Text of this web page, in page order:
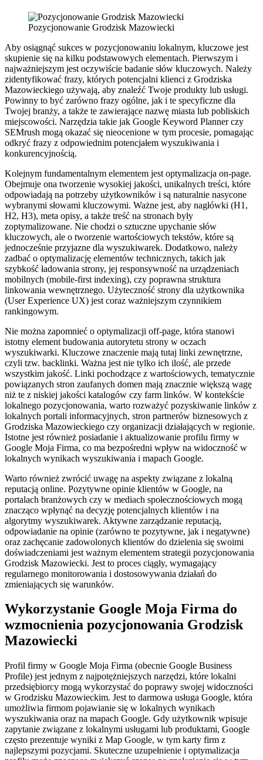
Pozycjonowanie Grodzisk Mazowiecki
Aby osiągnąć sukces w pozycjonowaniu lokalnym, kluczowe jest
skupienie się na kilku podstawowych elementach. Pierwszym i
najważniejszym jest oczywiście badanie słów kluczowych. Należy
zidentyfikować frazy, których potencjalni klienci z Grodziska
Mazowieckiego używają, aby znaleźć Twoje produkty lub usługi.
Powinny to być zarówno frazy ogólne, jak i te specyficzne dla
Twojej branży, a także te zawierające nazwę miasta lub pobliskich
miejscowości. Narzędzia takie jak Google Keyword Planner czy
SEMrush mogą okazać się nieocenione w tym procesie, pomagając
odkryć frazy z odpowiednim potencjałem wyszukiwania i
konkurencyjnością.
Kolejnym fundamentalnym elementem jest optymalizacja on-page.
Obejmuje ona tworzenie wysokiej jakości, unikalnych treści, które
odpowiadają na potrzeby użytkowników i są naturalnie nasycone
wybranymi słowami kluczowymi. Ważne jest, aby nagłówki (H1,
H2, H3), meta opisy, a także treść na stronach były
zoptymalizowane. Nie chodzi o sztuczne upychanie słów
kluczowych, ale o tworzenie wartościowych tekstów, które są
jednocześnie przyjazne dla wyszukiwarek. Dodatkowo, należy
zadbać o optymalizację elementów technicznych, takich jak
szybkość ładowania strony, jej responsywność na urządzeniach
mobilnych (mobile-first indexing), czy poprawna struktura
linkowania wewnętrznego. Użyteczność strony dla użytkownika
(User Experience UX) jest coraz ważniejszym czynnikiem
rankingowym.
Nie można zapomnieć o optymalizacji off-page, która stanowi
istotny element budowania autorytetu strony w oczach
wyszukiwarki. Kluczowe znaczenie mają tutaj linki zewnętrzne,
czyli tzw. backlinki. Ważna jest nie tylko ich ilość, ale przede
wszystkim jakość. Linki pochodzące z wartościowych, tematycznie
powiązanych stron zaufanych domen mają znacznie większą wagę
niż te z niskiej jakości katalogów czy farm linków. W kontekście
lokalnego pozycjonowania, warto rozważyć pozyskiwanie linków z
lokalnych portali informacyjnych, stron partnerów biznesowych z
Grodziska Mazowieckiego czy organizacji działających w regionie.
Istotne jest również posiadanie i aktualizowanie profilu firmy w
Google Moja Firma, co ma bezpośredni wpływ na widoczność w
lokalnych wynikach wyszukiwania i mapach Google.
Warto również zwrócić uwagę na aspekty związane z lokalną
reputacją online. Pozytywne opinie klientów w Google, na
portalach branżowych czy w mediach społecznościowych mogą
znacząco wpłynąć na decyzję potencjalnych klientów i na
algorytmy wyszukiwarek. Aktywne zarządzanie reputacją,
odpowiadanie na opinie (zarówno te pozytywne, jak i negatywne)
oraz zachęcanie zadowolonych klientów do dzielenia się swoimi
doświadczeniami jest ważnym elementem strategii pozycjonowania
Grodzisk Mazowiecki. Jest to proces ciągły, wymagający
regularnego monitorowania i dostosowywania działań do
zmieniających się warunków.
Wykorzystanie Google Moja Firma do
wzmocnienia pozycjonowania Grodzisk
Mazowiecki
Profil firmy w Google Moja Firma (obecnie Google Business
Profile) jest jednym z najpotężniejszych narzędzi, które lokalni
przedsiębiorcy mogą wykorzystać do poprawy swojej widoczności
w Grodzisku Mazowieckim. Jest to darmowa usługa Google, która
umożliwia firmom pojawianie się w lokalnych wynikach
wyszukiwania oraz na mapach Google. Gdy użytkownik wpisuje
zapytanie związane z lokalnymi usługami lub produktami, Google
często prezentuje wyniki z Map Google, w tym karty firm z
najlepszymi pozycjami. Skuteczne uzupełnienie i optymalizacja